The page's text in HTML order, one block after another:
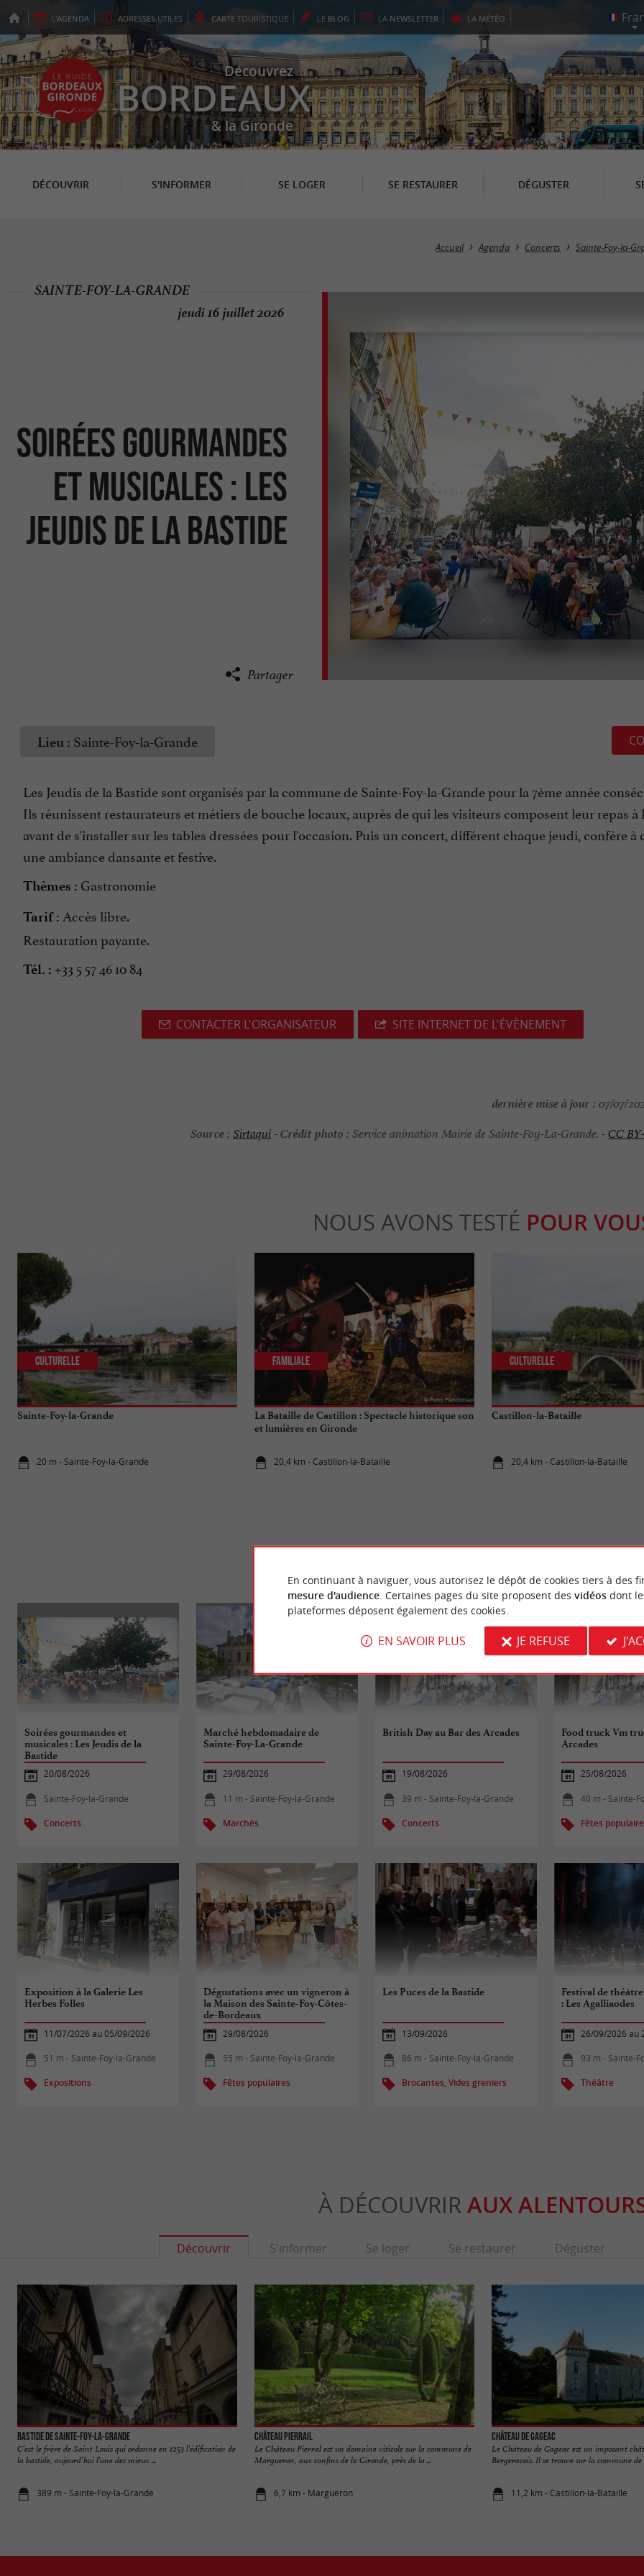
L'AGENDA ADRESSES UTILES CARTE TOURISTIQUE LE BLOG LA NEWSLETTER LA MÉTÉO
Découvrez
BORDEAUX
& la Gironde
DÉCOUVRIR S'INFORMER SE LOGER SE RESTAURER DÉGUSTER
Accueil Agenda Concerts Sainte-Foy-la-
Soirées gourmandes
et musicales : Les
Jeudis de la Bastide
SAINTE-FOY-LA-GRANDE
jeudi 16 juillet 2026
Partager
Lieu : Sainte-Foy-la-Grande
Les Jeudis de la Bastide sont organisés par la commune de Sainte-Foy-la-Grande pour la 7ème année
Ils réunissent restaurateurs et métiers de bouche locaux, auprès de qui les visiteurs composent leur repas à
avant de s'installer sur les tables dressées pour l'occasion. Puis un concert, différent chaque jeudi, confère à
une ambiance dansante et festive.
Thèmes : Gastronomie
Tarif : Accès libre.
Restauration payante.
Tél. : +33 5 57 46 10 84
CONTACTER L'ORGANISATEUR SITE INTERNET DE L'ÉVÈNEMENT
dernière mise à jour : 07/07/
Source : Sirtaqui-Crédit photo : Service animation Mairie de Sainte-Foy-La-Grande. -CC
NOUS AVONS TESTÉ POUR
Sainte-Foy-la-Grande
20 m - Sainte-Foy-la-Grande
Culturelle
La Bataille de Castillon : Spectacle historique son
et lumières en Gironde
20,4 km - Castillon-la-Bataille
Familiale
Castillon-la-Bataille
20,4 km - Castillon-la-Bataille
Culturelle
ÉVÈNEMENTSÀ SAINTE-FOY-LA-
Soirées gourmandes et
musicales : Les Jeudis de la
Bastide
20/08/2026
Sainte-Foy-la-Grande
Concerts
Marché hebdomadaire de
Sainte-Foy-La-Grande
29/08/2026
11 m - Sainte-Foy-la-Grande
Marchés
British Day au Bar des Arcades
19/08/2026
39 m - Sainte-Foy-la-Grande
Concerts
Food truck Vm
Arcades
25/08/2026
40 m - Sainte-
Fêtes
Exposition à la Galerie Les
Herbes Folles
11/07/2026 au 05/09/2026
51 m - Sainte-Foy-la-Grande
Expositions
Dégustations avec un vigneron à
la Maison des Sainte-Foy-Côtes-
de-Bordeaux
29/08/2026
55 m - Sainte-Foy-la-Grande
Fêtes populaires
Les Puces de la Bastide
13/09/2026
86 m - Sainte-Foy-la-Grande
Brocantes, Vides greniers
Festival de
: Les Agalliaodes
26/09/2026 au
93 m - Sainte-
Théâtre
À DÉCOUVRIR AUX
Découvrir S'informer Se loger Se restaurer Déguster
Bastide de Sainte-Foy-la-Grande
C’est le frère de Saint Louis qui ordonne en 1253 l’édification de
la bastide, aujourd’hui l’une des mieux ...
389 m - Sainte-Foy-la-Grande
Château Pierrail
Le Château Pierral est un domaine viticole sur la commune de
Margueron, aux confins de la Gironde, près de la ...
6,7 km - Margueron
Château de Gageac
Le Château de Gageac est un imposant
Bergeracois. Il se trouve sur la commune de
11,2 km - Castillon-la-Bataille
En continuant à naviguer, vous autorisez le dépôt de cookies tiers à des
mesure d'audience. Certaines pages du site proposent des vidéosdont
plateformes déposent également des cookies.
EN SAVOIR PLUS JE REFUSE